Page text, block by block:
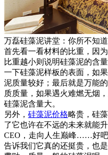
万磊硅藻泥讲堂：你所不知
首先看一看材料的比重，因
比重越小则说明硅藻泥的含
一下硅藻泥样板的表面，如
泥质量较好；最后就是万能
质质量，如果遇火难燃无烟
硅藻泥含量大。
另外， 硅藻泥价格略贵，硅
了它也许在不远的未来就能
CEO，走向人生巅峰……好
告诉我们它真的还挺贵，也